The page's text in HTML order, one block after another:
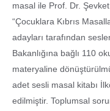
masal ile Prof. Dr.
“Çocuklara Kıbrıs
adayları tarafından
Bakanlığına bağlı 110
materyaline
adet sesli masal kitabı
edilmiştir. Toplumsal